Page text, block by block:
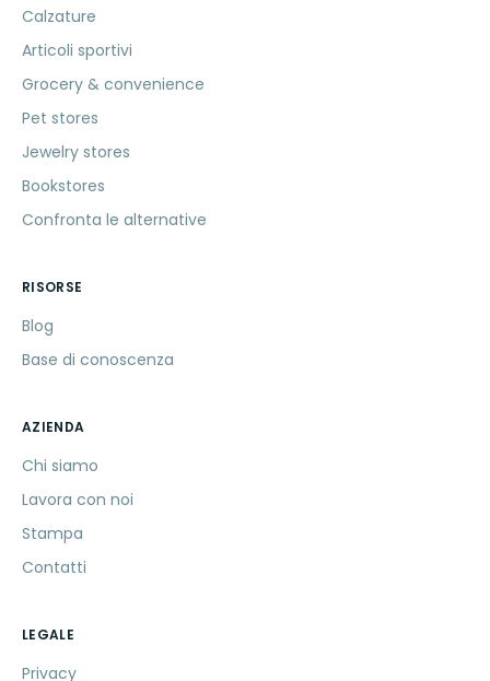
Calzature
Articoli sportivi
Grocery & convenience
Pet stores
Jewelry stores
Bookstores
Confronta le alternative
RISORSE
Blog
Base di conoscenza
AZIENDA
Chi siamo
Lavora con noi
Stampa
Contatti
LEGALE
Privacy